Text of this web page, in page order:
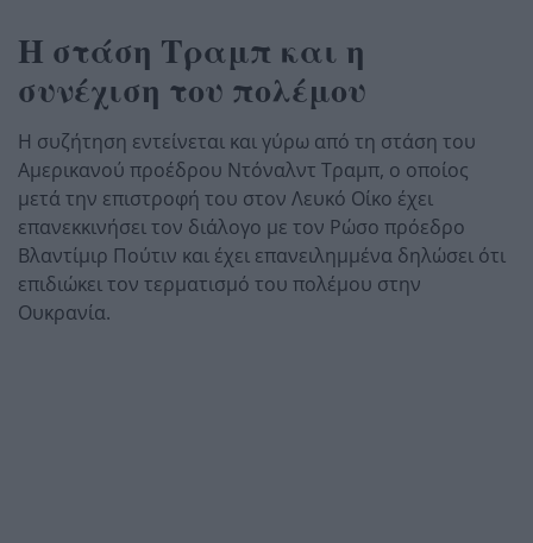
Η στάση Τραμπ και η
συνέχιση του πολέμου
Η συζήτηση εντείνεται και γύρω από τη στάση του
Αμερικανού προέδρου Ντόναλντ Τραμπ, ο οποίος
μετά την επιστροφή του στον Λευκό Οίκο έχει
επανεκκινήσει τον διάλογο με τον Ρώσο πρόεδρο
Βλαντίμιρ Πούτιν και έχει επανειλημμένα δηλώσει ότι
επιδιώκει τον τερματισμό του πολέμου στην
Ουκρανία.